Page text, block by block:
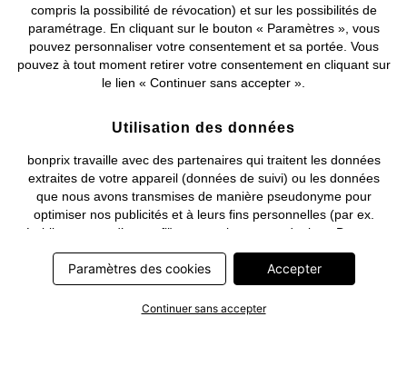
Deutsch Français
compris la possibilité de révocation) et sur les possibilités de
paramétrage. En cliquant sur le bouton « Paramètres », vous
pouvez personnaliser votre consentement et sa portée. Vous
pouvez à tout moment retirer votre consentement en cliquant sur
le lien « Continuer sans accepter ».
Utilisation des données
bonprix travaille avec des partenaires qui traitent les données
extraites de votre appareil (données de suivi) ou les données
que nous avons transmises de manière pseudonyme pour
optimiser nos publicités et à leurs fins personnelles (par ex.
établissements d’un profil) ou pour le compte de tiers. Dans ce
cadre, non seulement la collecte des données de suivi ou la
transmission de vos données pseudonymisées mais également
le traitement ultérieur de ces données par ce prestataire
nécessitent un consentement. Les données de suivi seront alors
Paramètres des cookies Accepter
Continuer sans accepter